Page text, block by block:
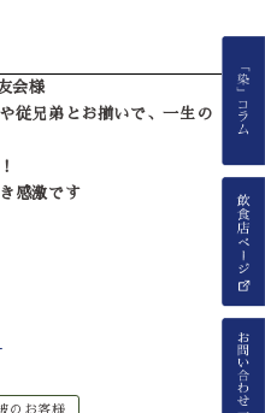
会様
従兄弟とお揃いで、一生の
感激です
のお客様